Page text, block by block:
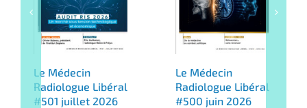
Le Médecin
Radiologue Libéral
#501 juillet 2026
Le Médecin
Radiologue Libéral
#500 juin 2026